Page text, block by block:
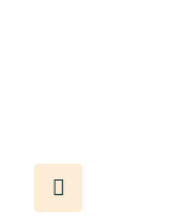
termék